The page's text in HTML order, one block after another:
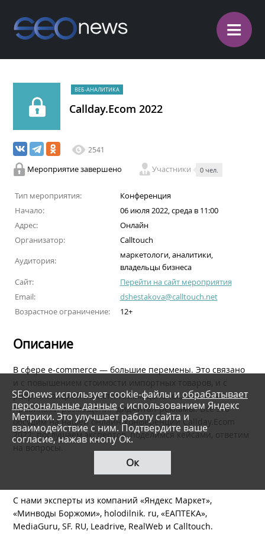
≡
ВЕБ-АНАЛИТИКА
Callday.Ecom 2022
2541
Мероприятие завершено Участники 0 чел.
Тип мероприятия:
Конференция
Начало:
06 июля 2022, среда в 11:00
Адрес:
Онлайн
Организатор:
Calltouch
Аудитория:
маркетологи, аналитики,
владельцы бизнеса
Сайт:
Перейти на сайт мероприятия
Email:
dshestakova@calltouch.net
Возрастное ограничение:
12+
Описание
В сфере e-commerce — большие перемены. Это связано
и с повышением стоимости импортных товаров, и с
реорганизацией логистических цепочек, и с новыми
правилами размещения диджитал-рекламы. Все это
обсудим на нашей онлайн-конференции Callday.Ecom
2022: послушаем экспертов, поделимся кейсами, ответим
на вопросы.
С нами эксперты из компаний «Яндекс Маркет»,
«Минводы Боржоми», holodilnik. ru, «ЕАПТЕКА»,
MediaGuru, SF. RU, Leadrive, RealWeb и Calltouch.
SEOnews использует cookie-файлы и обрабатывает
персональные данныес использованием Яндекс
Метрики. Это улучшает работу сайта и
взаимодействие с ним. Подтвердите ваше
согласие, нажав кнопу Ок.
Ок